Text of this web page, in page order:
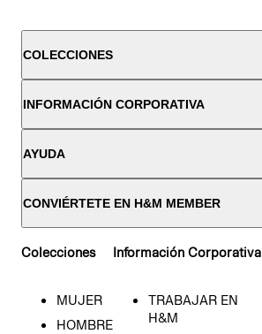
COLECCIONES
INFORMACIÓN CORPORATIVA
AYUDA
CONVIÉRTETE EN H&M MEMBER
Colecciones
MUJER
HOMBRE
Información Corporativa
TRABAJAR EN
H&M